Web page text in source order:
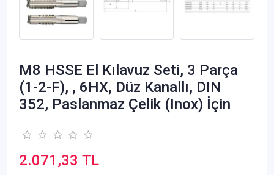
M8 HSSE El Kılavuz Seti, 3 Parça
(1-2-F), , 6HX, Düz Kanallı, DIN
352, Paslanmaz Çelik (Inox) İçin
2.071,33 TL